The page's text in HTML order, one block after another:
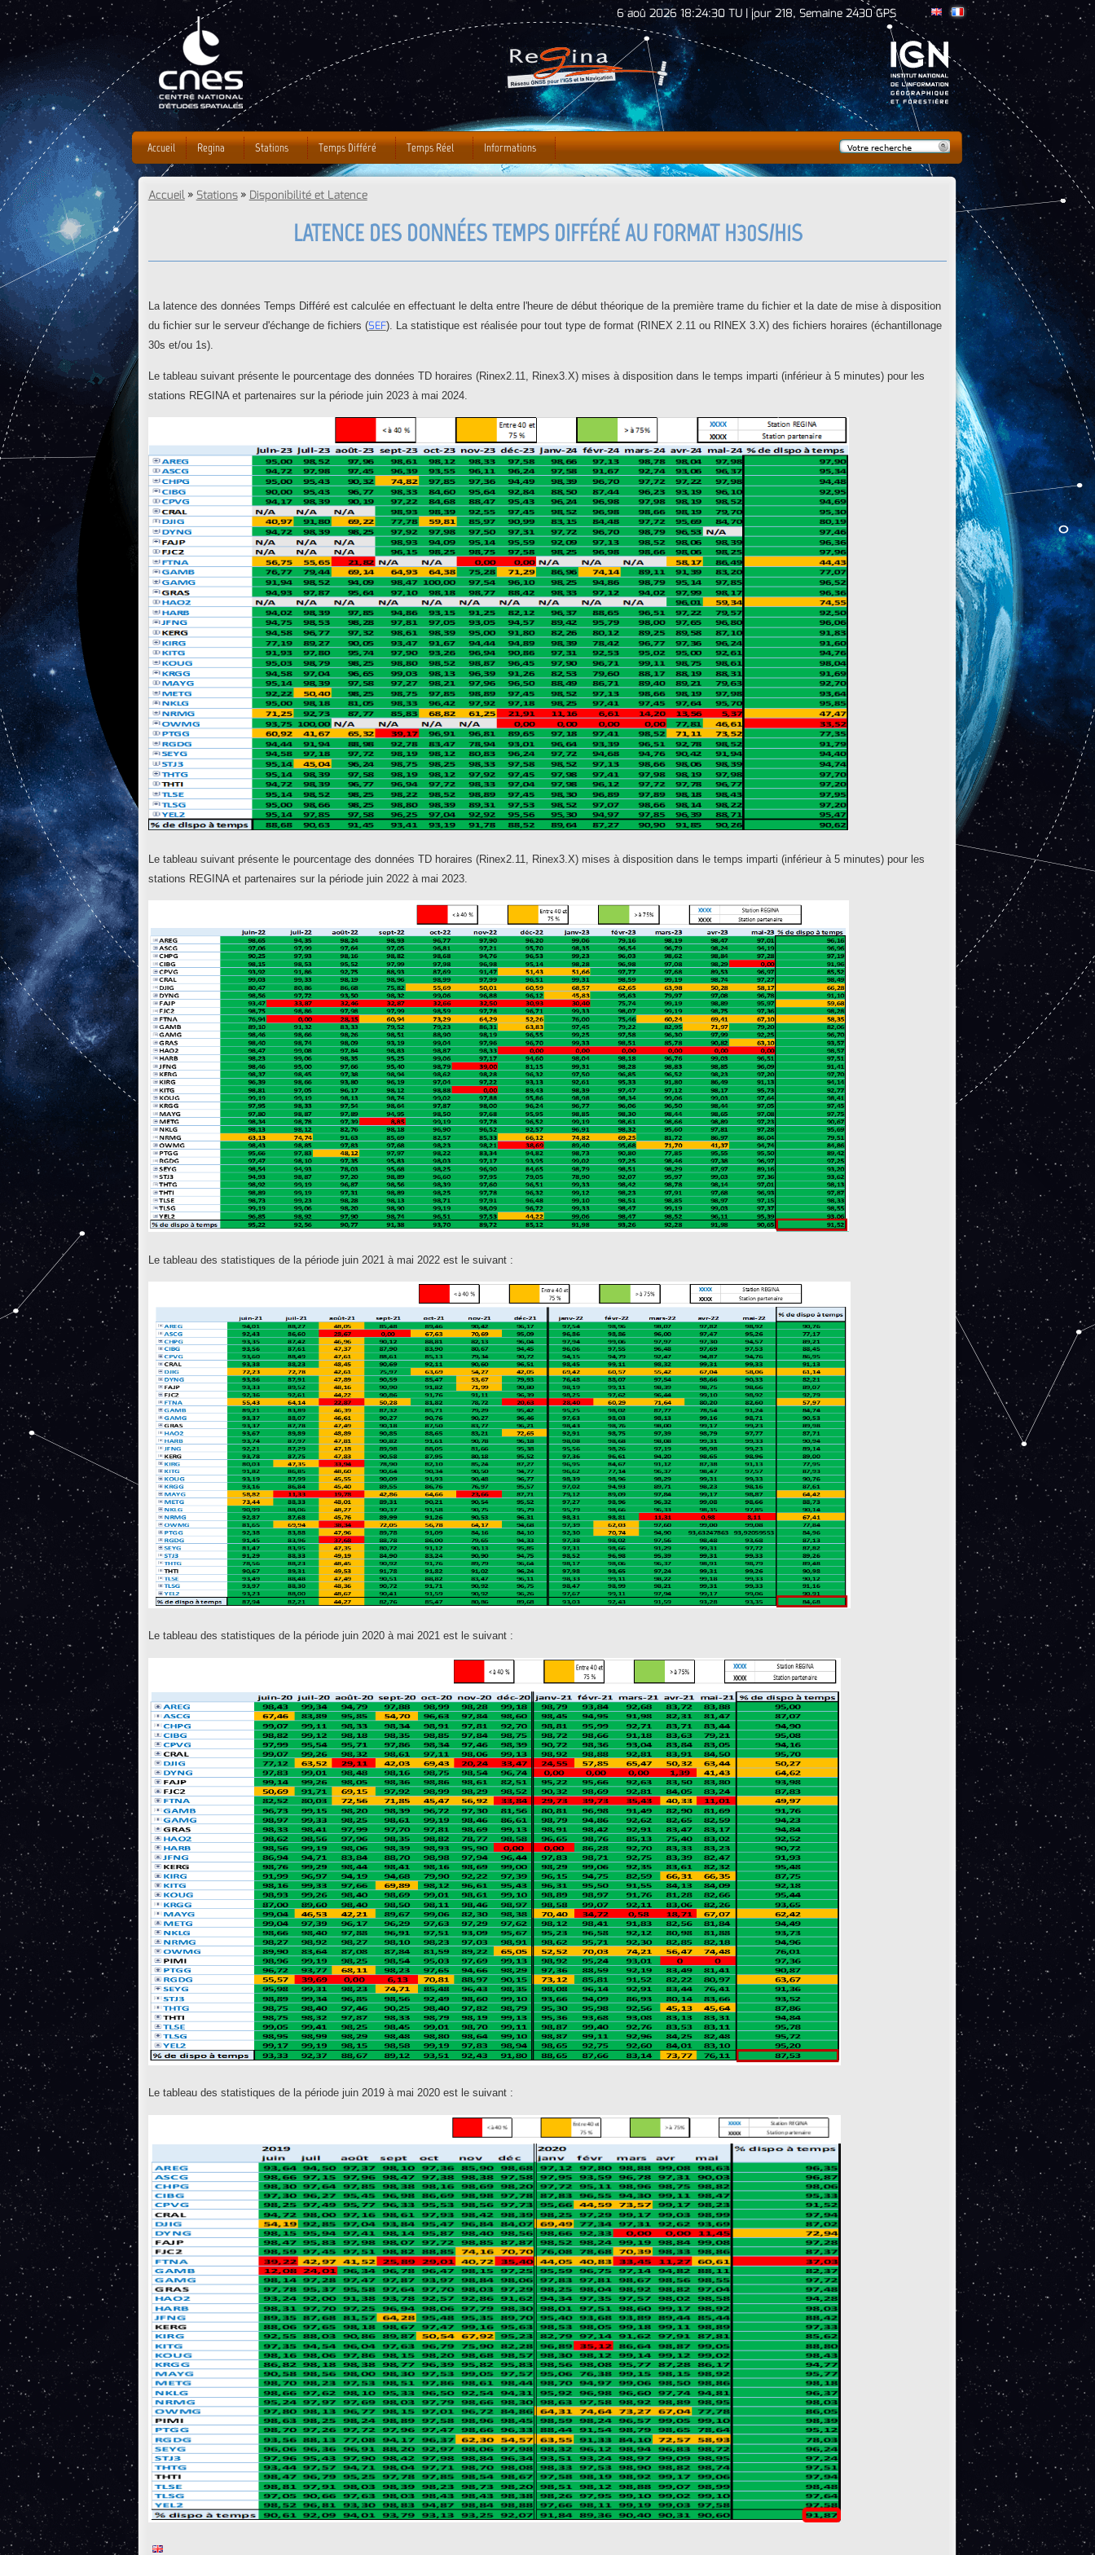
Jump to Navigation 6 aoû 2026 18:24:31 TU | jour 218, Semaine 2430 GPS
Accueil » Stations » Disponibilité et Latence
LATENCE DES DONNÉES TEMPS DIFFÉRÉ AU FORMAT H30S/H1S
La latence des données Temps Différé est calculée en effectuant le delta entre l'heure de début théorique de la première trame du fichier et la date de mise à disposition
du fichier sur le serveur d'échange de fichiers (SEF). La statistique est réalisée pour tout type de format (RINEX 2.11 ou RINEX 3.X) des fichiers horaires (échantillonage
30s et/ou 1s).
Le tableau suivant présente le pourcentage des données TD horaires (Rinex2.11, Rinex3.X) mises à disposition dans le temps imparti (inférieur à 5 minutes) pour les
stations REGINA et partenaires sur la période juin 2023 à mai 2024.
Le tableau suivant présente le pourcentage des données TD horaires (Rinex2.11, Rinex3.X) mises à disposition dans le temps imparti (inférieur à 5 minutes) pour les
stations REGINA et partenaires sur la période juin 2022 à mai 2023.
Le tableau des statistiques de la période juin 2021 à mai 2022 est le suivant :
Le tableau des statistiques de la période juin 2020 à mai 2021 est le suivant :
Le tableau des statistiques de la période juin 2019 à mai 2020 est le suivant :
Accueil Regina Stations Temps Différé Temps Réel Informations
Formulaire de
Rechercher